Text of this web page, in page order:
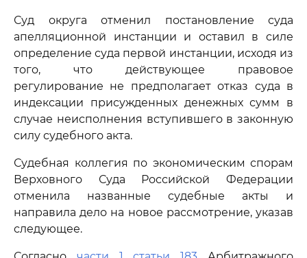
Суд округа отменил постановление суда
апелляционной инстанции и оставил в силе
определение суда первой инстанции, исходя из
того, что действующее правовое
регулирование не предполагает отказ суда в
индексации присужденных денежных сумм в
случае неисполнения вступившего в законную
силу судебного акта.
Судебная коллегия по экономическим спорам
Верховного Суда Российской Федерации
отменила названные судебные акты и
направила дело на новое рассмотрение, указав
следующее.